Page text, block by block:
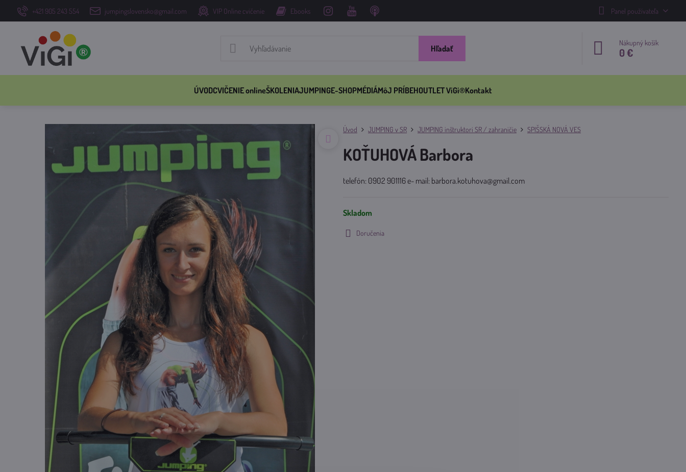
+421 905 243 554 jumpingslovensko@gmail.com VIP Online cvičenie Ebooks Panel používateľa
Hľadať
Nákupný košík
0 €
ÚVODCVIČENIE onlineŠKOLENIAJUMPINGE-SHOPMÉDIÁMôJ PRÍBEHOUTLET ViGi®Kontakt
Úvod JUMPING v SR JUMPING inštruktori SR / zahraničie SPIŠSKÁ NOVÁ VES
KOŤUHOVÁ Barbora
telefón: 0902 901116 e- mail: barbora.kotuhova@gmail.com
Skladom
Doručenia